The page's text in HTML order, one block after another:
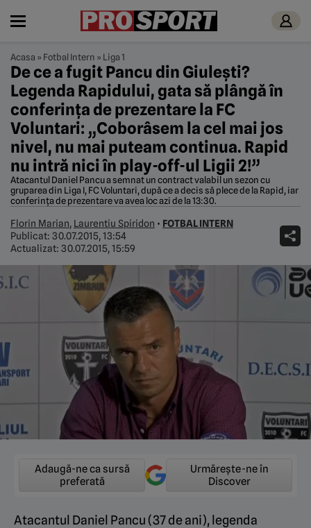
Acasa » Fotbal Intern » Liga 1
De ce a fugit Pancu din Giulești?
Legenda Rapidului, gata să plângă în
conferința de prezentare la FC
Voluntari: „Coborâsem la cel mai jos
nivel, nu mai puteam continua. Rapid
nu intră nici în play-off-ul Ligii 2!”
Atacantul Daniel Pancu a semnat un contract valabil un sezon cu
gruparea din Liga I, FC Voluntari, după ce a decis să plece de la Rapid, iar
conferința de prezentare va avea loc azi de la 13:30.
Florin Marian, Laurentiu Spiridon • FOTBAL INTERN
Publicat: 30.07.2015, 13:54
Actualizat: 30.07.2015, 15:59
Adaugă-ne ca sursă
preferată
Urmărește-ne în
Discover
Atacantul Daniel Pancu (37 de ani), legenda